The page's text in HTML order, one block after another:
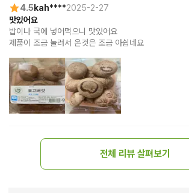
4.5 kah****2025-2-27
맛있어요
밥이나 국에 넣어먹으니 맛있어요
제품이 조금 눌려서 온것은 조금 아쉽네요
전체 리뷰 살펴보기